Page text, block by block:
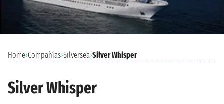
Home›Compañías›Silversea›Silver Whisper
Silver Whisper